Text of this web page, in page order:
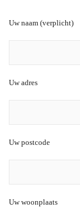
Uw naam (verplicht)
Uw adres
Uw postcode
Uw woonplaats